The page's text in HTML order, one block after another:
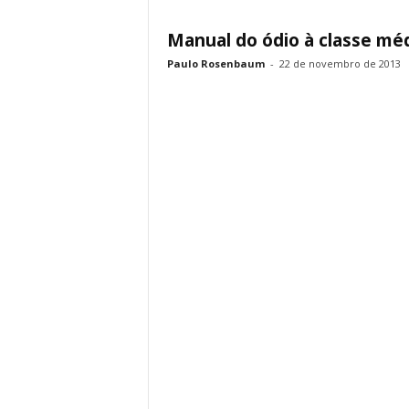
Manual do ódio à classe
Paulo Rosenbaum - 22 de novembro de 2013